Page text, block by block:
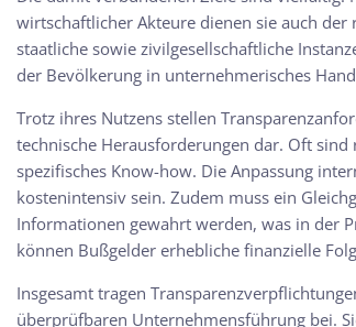
wirtschaftlicher Akteure dienen sie auch
staatliche sowie zivilgesellschaftliche
der Bevölkerung in unternehmerisches
Trotz ihres Nutzens stellen
technische Herausforderungen dar. Oft
spezifisches Know-how. Die Anpassung
kostenintensiv sein. Zudem muss ein
Informationen gewahrt werden, was in der
können Bußgelder erhebliche finanzielle
Insgesamt tragen
überprüfbaren Unternehmensführung bei.